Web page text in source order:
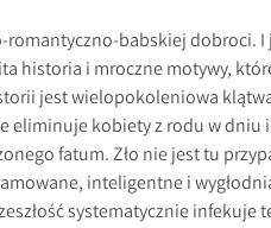
romantyczno-babskiej dobroci.
historia i mroczne motywy,
jest wielopokoleniowa
eliminuje kobiety z rodu w dniu
fatum. Zło nie jest tu
inteligentne i
systematycznie infekuje